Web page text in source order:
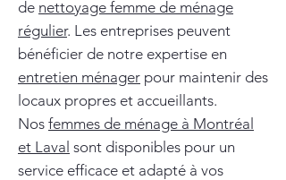
de nettoyage femme de ménage
régulier. Les entreprises peuvent
bénéficier de notre expertise en
entretien ménager pour maintenir des
locaux propres et accueillants.
Nos femmes de ménage à Montréal
et Laval sont disponibles pour un
service efficace et adapté à vos